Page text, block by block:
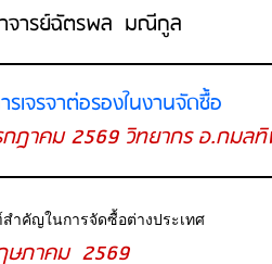
จารย์ฉัตรพล มณีกูล
เจรจาต่อรองในงานจัดซื้อ
ฎาคม 2569 วิทยากร อ.กมล
ำคัญในการจัดซื้อต่างประเทศ
ภาคม 2569